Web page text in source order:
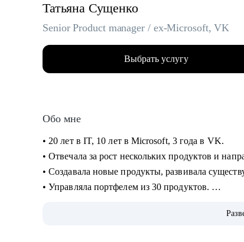
Татьяна Сущенко
Senior Product manager / ex-Microsoft, VK
Выбрать услугу
Обо мне
• 20 лет в IT, 10 лет в Microsoft, 3 года в VK.
• Отвечала за рост нескольких продуктов и
• Создавала новые продукты, развивала
• Управляла портфелем из 30 продуктов.